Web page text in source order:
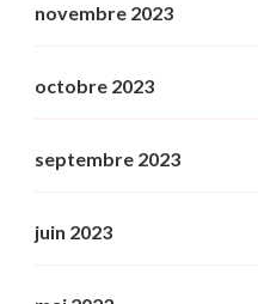
novembre 2023
octobre 2023
septembre 2023
juin 2023